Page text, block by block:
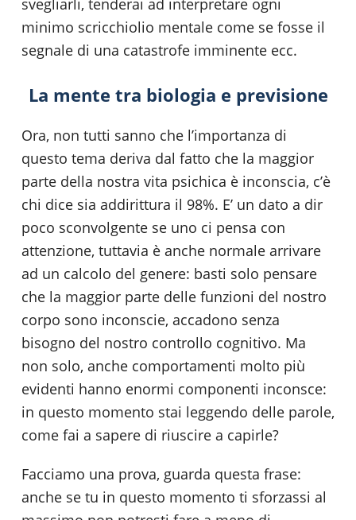
svegliarli, tenderai ad interpretare ogni
minimo scricchiolio mentale come se fosse il
segnale di una catastrofe imminente ecc.
La mente tra biologia e previsione
Ora, non tutti sanno che l’importanza di
questo tema deriva dal fatto che la maggior
parte della nostra vita psichica è inconscia, c’è
chi dice sia addirittura il 98%. E’ un dato a dir
poco sconvolgente se uno ci pensa con
attenzione, tuttavia è anche normale arrivare
ad un calcolo del genere: basti solo pensare
che la maggior parte delle funzioni del nostro
corpo sono inconscie, accadono senza
bisogno del nostro controllo cognitivo. Ma
non solo, anche comportamenti molto più
evidenti hanno enormi componenti inconsce:
in questo momento stai leggendo delle parole,
come fai a sapere di riuscire a capirle?
Facciamo una prova, guarda questa frase:
anche se tu in questo momento ti sforzassi al